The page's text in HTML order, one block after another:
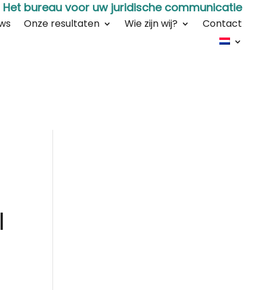
Het bureau voor uw juridische communicatie
Onze resultaten Wie zijn wij? Contact